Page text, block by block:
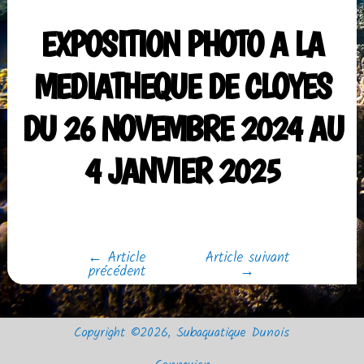
EXPOSITION PHOTO A LA
MEDIATHEQUE DE CLOYES
DU 26 NOVEMBRE 2024 AU
4 JANVIER 2025
Navigation
de
l’article
← Article
précédent
Article suivant
→
Copyright ©2026, Subaquatique Dunois